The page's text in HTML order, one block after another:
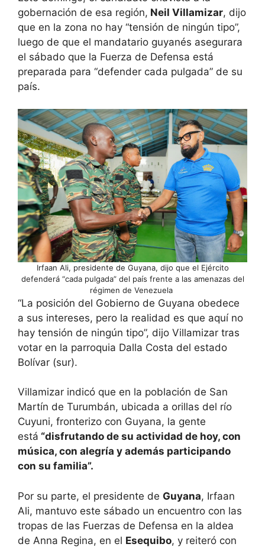
gobernación de esa región, Neil Villamizar, dijo
que en la zona no hay “tensión de ningún tipo”,
luego de que el mandatario guyanés asegurara
el sábado que la Fuerza de Defensa está
preparada para “defender cada pulgada” de su
país.
Irfaan Ali, presidente de Guyana, dijo que el Ejército
defenderá “cada pulgada” del país frente a las amenazas del
régimen de Venezuela
“La posición del Gobierno de Guyana obedece
a sus intereses, pero la realidad es que aquí no
hay tensión de ningún tipo”, dijo Villamizar tras
votar en la parroquia Dalla Costa del estado
Bolívar (sur).
Villamizar indicó que en la población de San
Martín de Turumbán, ubicada a orillas del río
Cuyuni, fronterizo con Guyana, la gente
está “disfrutando de su actividad de hoy, con
música, con alegría y además participando
con su familia”.
Por su parte, el presidente de Guyana, Irfaan
Ali, mantuvo este sábado un encuentro con las
tropas de las Fuerzas de Defensa en la aldea
de Anna Regina, en el Esequibo, y reiteró con